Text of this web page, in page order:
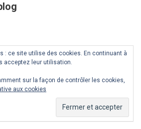
: ce site utilise des cookies. En continuant à
acceptez leur utilisation.
sur la façon de contrôler les cookies,
aux cookies